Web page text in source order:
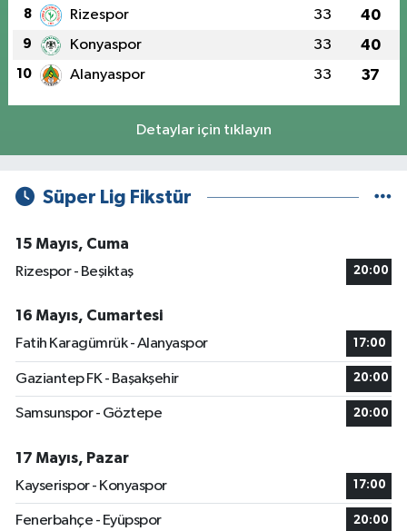
8 Rizespor 33 40
9 Konyaspor 33 40
10 Alanyaspor 33 37
Detaylar için tıklayın
Süper Lig Fikstür
15 Mayıs, Cuma
Rizespor - Beşiktaş
20:00
16 Mayıs, Cumartesi
Fatih Karagümrük - Alanyaspor
17:00
Gaziantep FK - Başakşehir 20:00
Samsunspor - Göztepe 20:00
17 Mayıs, Pazar
Kayserispor - Konyaspor
17:00
Fenerbahçe - Eyüpspor 20:00